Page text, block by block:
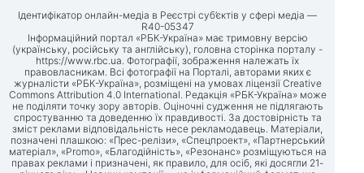
Ідентифікатор онлайн-медіа в Реєстрі суб’єктів у сфері медіа —
R40-05347
Інформаційний портал «РБК-Україна» має тримовну версію
(українську, російську та англійську), головна сторінка порталу -
https://www.rbc.ua. Фотографії, зображення належать їх
правовласникам. Всі фотографії на Порталі, авторами яких є
журналісти «РБК-Україна», розміщені на умовах ліцензії Creative
Commons Attribution 4.0 International. Редакція «РБК-Україна» може
не поділяти точку зору авторів. Оціночні судження не підлягають
спростуванню та доведенню їх правдивості. За достовірність та
зміст реклами відповідальність несе рекламодавець. Матеріали,
позначені плашкою: «Прес-релізи», «Спецпроект», «Партнерський
матеріал», «Promo», «Благодійність», «Резонанс» розміщуються на
правах реклами і призначені, як правило, для осіб, які досягли 21-